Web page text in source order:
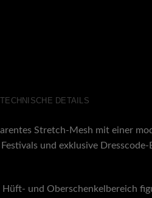
TECHNISCHE DETAILS
Stretch-Mesh mit einer
und exklusive
Hüft- und Oberschenkelbereich